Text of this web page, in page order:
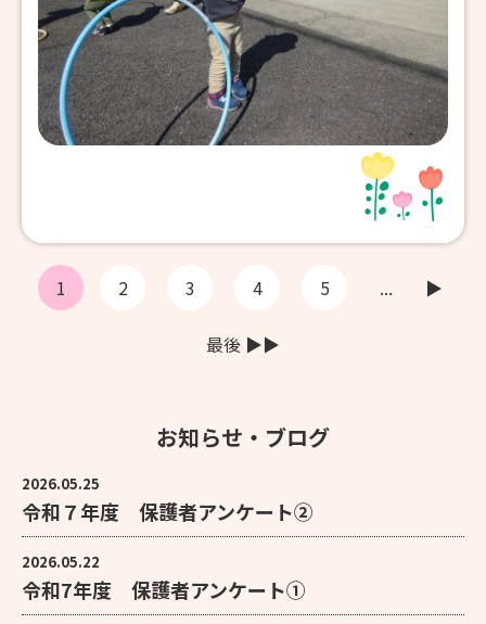
お知らせ・ブログ
2026.05.25
令和７年度 保護者アンケート②
2026.05.22
令和7年度 保護者アンケート①
1 2 3 4 5 ... ▶︎
最後 ▶︎▶︎